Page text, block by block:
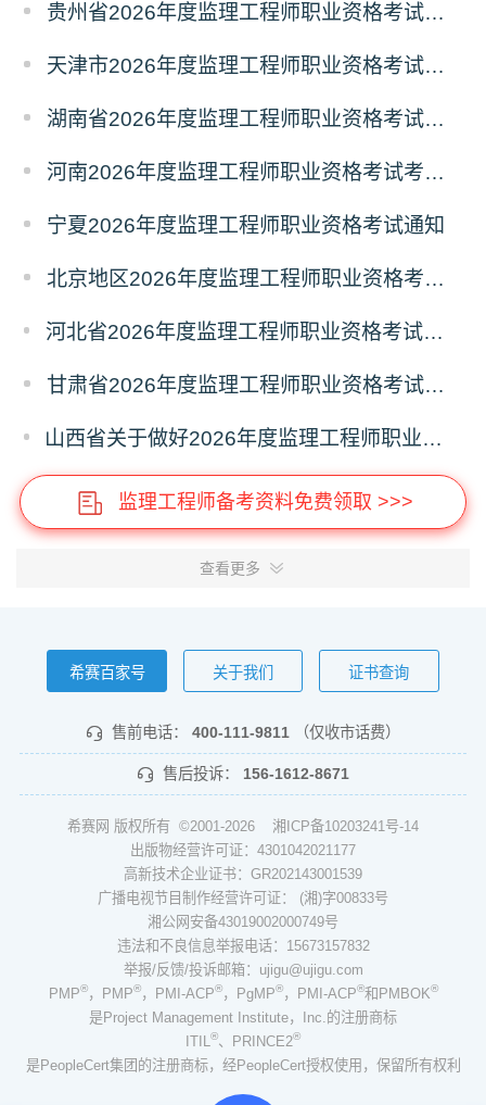
贵州省2026年度监理工程师职业资格考试报名通知
天津市2026年度监理工程师职业资格考试报名通知
湖南省2026年度监理工程师职业资格考试考务通知
河南2026年度监理工程师职业资格考试考务工作通知
宁夏2026年度监理工程师职业资格考试通知
北京地区2026年度监理工程师职业资格考试报名提示
河北省2026年度监理工程师职业资格考试考务工作通知
甘肃省2026年度监理工程师职业资格考试报名通知
山西省关于做好2026年度监理工程师职业资格考试考务工作的通知
监理工程师备考资料免费领取 >>>
查看更多
希赛百家号 关于我们 证书查询
售前电话： 400-111-9811 （仅收市话费）
售后投诉： 156-1612-8671
希赛网 版权所有 ©2001-2026 湘ICP备10203241号-14
出版物经营许可证：4301042021177
高新技术企业证书：GR202143001539
广播电视节目制作经营许可证： (湘)字00833号
湘公网安备43019002000749号
违法和不良信息举报电话：15673157832
举报/反馈/投诉邮箱：ujigu@ujigu.com
PMP®，PMP®，PMI-ACP®，PgMP®，PMI-ACP®和PMBOK®
是Project Management Institute，Inc.的注册商标
ITIL
®、PRINCE2®
是PeopleCert集团的注册商标，经PeopleCert授权使用，保留所有权利